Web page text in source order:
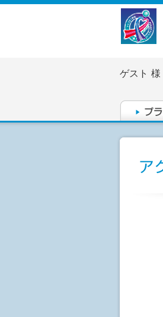
ゲスト 様